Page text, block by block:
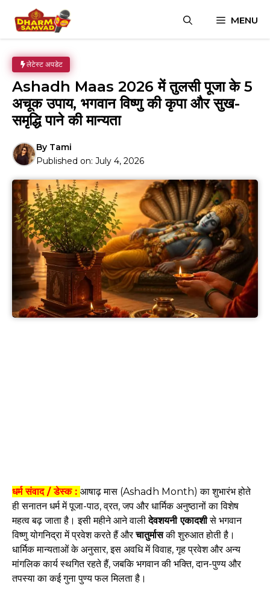
content
MENU
लेटेस्ट अपडेट
Ashadh Maas 2026 में तुलसी पूजा के 5
अचूक उपाय, भगवान विष्णु की कृपा और सुख-
समृद्धि पाने की मान्यता
By Tami
Published on: July 4, 2026
धर्म संवाद / डेस्क : आषाढ़ मास (Ashadh Month) का शुभारंभ होते
ही सनातन धर्म में पूजा-पाठ, व्रत, जप और धार्मिक अनुष्ठानों का विशेष
महत्व बढ़ जाता है। इसी महीने आने वालीदेवशयनी एकादशीसे भगवान
विष्णु योगनिद्रा में प्रवेश करते हैं औरचातुर्मासकी शुरुआत होती है।
धार्मिक मान्यताओं के अनुसार, इस अवधि में विवाह, गृह प्रवेश और अन्य
मांगलिक कार्य स्थगित रहते हैं, जबकि भगवान की भक्ति, दान-पुण्य और
तपस्या का कई गुना पुण्य फल मिलता है।